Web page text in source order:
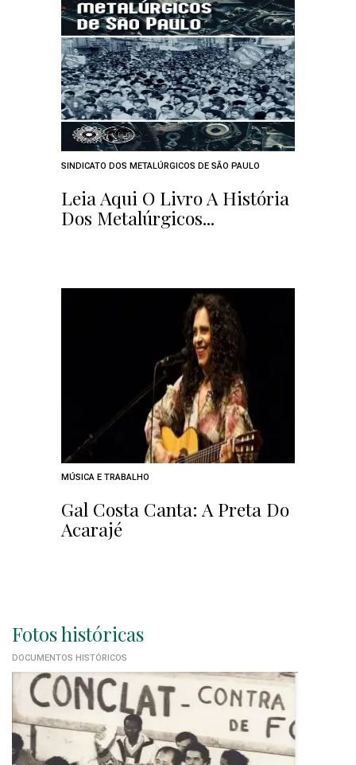
SINDICATO DOS METALÚRGICOS DE SÃO PAULO
Leia Aqui O Livro A História
Dos Metalúrgicos...
MÚSICA E TRABALHO
Gal Costa Canta: A Preta Do
Acarajé
Fotos históricas
DOCUMENTOS HISTÓRICOS